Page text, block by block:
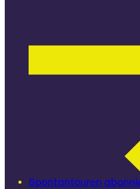
Spontantouren